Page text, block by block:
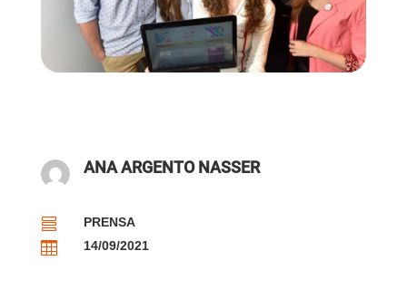
ANA ARGENTO NASSER
 PRENSA
 14/09/2021